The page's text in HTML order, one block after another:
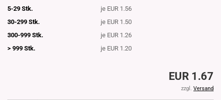
5-29 Stk.
je EUR 1.56
30-299 Stk.
je EUR 1.50
300-999 Stk.
je EUR 1.26
> 999 Stk.
je EUR 1.20
EUR 1.67
zzgl. Versand